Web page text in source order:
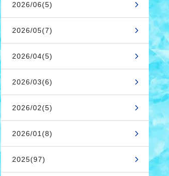
2026/06(5)
2026/05(7)
2026/04(5)
2026/03(6)
2026/02(5)
2026/01(8)
2025(97)